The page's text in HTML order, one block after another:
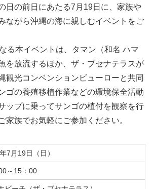
日の前日にあたる7月19日に、家族や
ながら沖縄の海に親しむイベントをご
る本イベントは、タマン（和名 ハマ
を放流するほか、ザ・ブセナテラスが
観光コンベンションビューローと共同
ゴの養殖移植作業などの環境保全活動
ップに乗ってサンゴの植付を観察を行
家族でお気軽にご参加ください。
7月19日（日）
～15：00